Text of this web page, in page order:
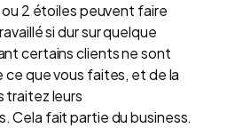
ou 2 étoiles peuvent faire
si dur sur quelque
certains clients ne sont
que vous faites, et de la
traitez leurs
Cela fait partie du business.